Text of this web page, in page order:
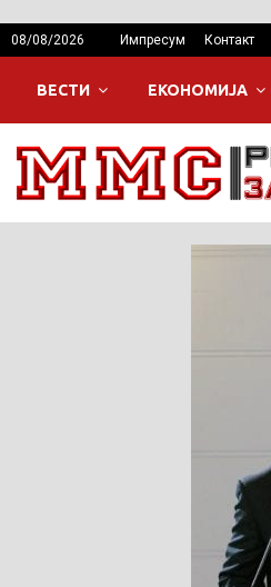
08/08/2026 Импресум Контакт
ВЕСТИ ЕКОНОМИЈА